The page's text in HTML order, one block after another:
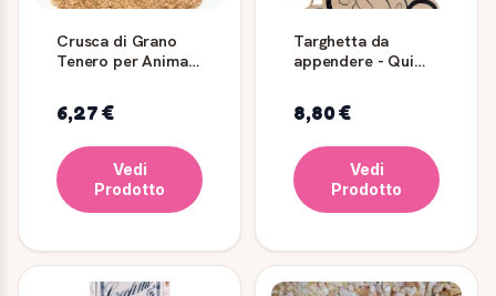
Crusca di Grano
Tenero per Animali
6,27 €
Vedi
Prodotto
Targhetta da
appendere - Qui
8,80 €
Vedi
Prodotto